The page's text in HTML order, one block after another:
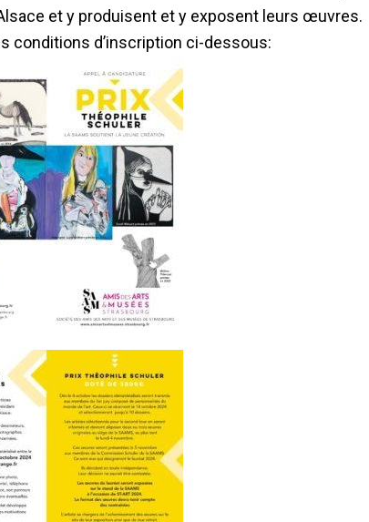
et y produisent et y exposent leurs œuvres.
conditions d’inscription ci-dessous: